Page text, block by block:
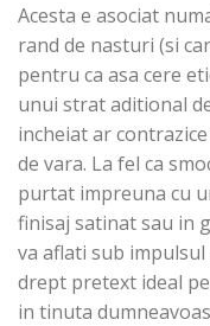
Acesta e asociat
rand de nasturi (si
pentru ca asa cere
unui strat aditional
incheiat ar
de vara. La fel ca
purtat impreuna cu
finisaj satinat sau in
va aflati sub
drept pretext ideal
in tinuta